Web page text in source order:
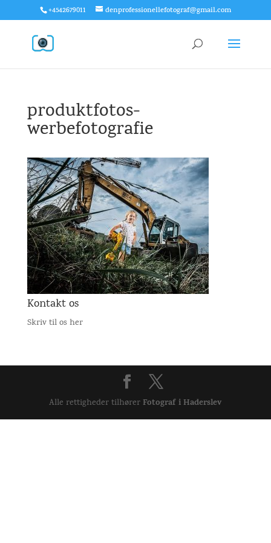
+4542679011 denprofessionellefotograf@gmail.com
produktfotos-
werbefotografie
Kontakt os
Skriv til os her
Alle rettigheder tilhører Fotograf i Haderslev